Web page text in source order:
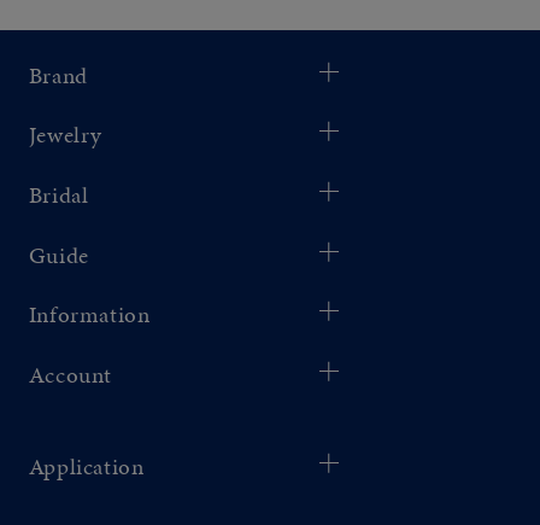
Brand
Jewelry
Bridal
Guide
Information
Account
Application